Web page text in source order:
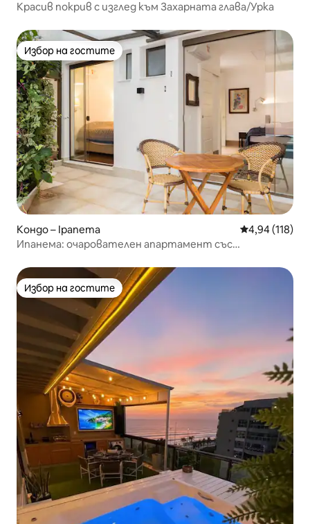
Красив покрив с изглед към Захарната глава/Урка
Избор на гостите
Избор на гостите
Кондо – Ipanema Средна
4,94 (118)
Ипанема: очарователен апартамент със
Избор на гостите
Избор на гостите